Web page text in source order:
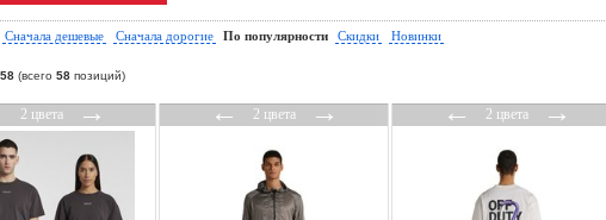
Сначала дешевые Сначала дорогие По популярности Скидки Новинки
58 (всего 58 позиций)
2 цвета→ ←2 цвета→ ←2 цвета→